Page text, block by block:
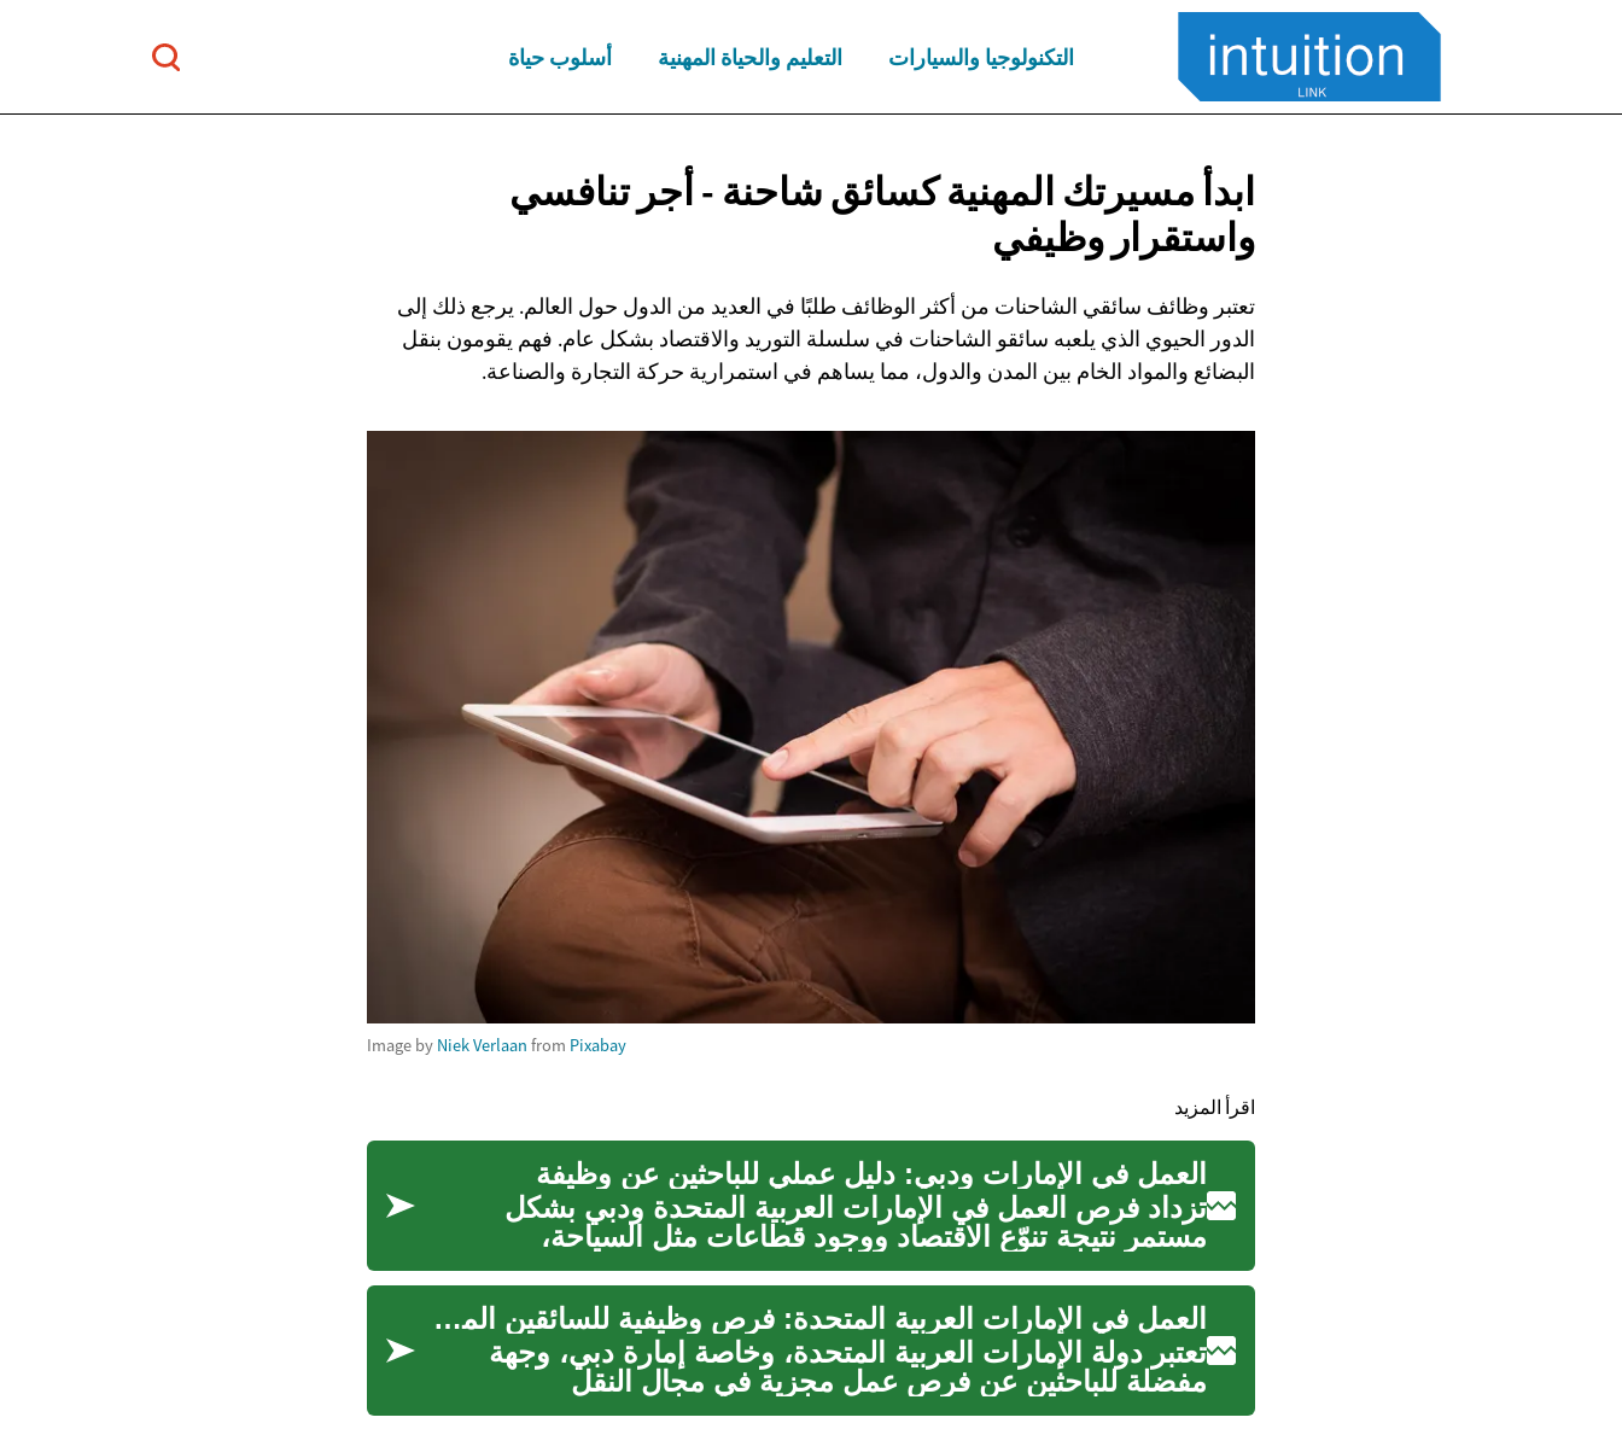
أسلوب حياة التعليم والحياة المهنية التكنولوجيا والسيارات
ابدأ مسيرتك المهنية كسائق شاحنة - أجر تنافسي
واستقرار وظيفي
تعتبر وظائف سائقي الشاحنات من أكثر الوظائف طلبًا في العديد من الدول حول العالم. يرجع ذلك إلى
الدور الحيوي الذي يلعبه سائقو الشاحنات في سلسلة التوريد والاقتصاد بشكل عام. فهم يقومون بنقل
البضائع والمواد الخام بين المدن والدول، مما يساهم في استمرارية حركة التجارة والصناعة.
Image by Niek Verlaan from Pixabay
اقرأ المزيد
العمل في الإمارات ودبي: دليل عملي للباحثين عن وظيفة
تزداد فرص العمل في الإمارات العربية المتحدة ودبي بشكل
مستمر نتيجة تنوّع الاقتصاد ووجود قطاعات مثل السياحة،
التكنولوجي...
العمل في الإمارات العربية المتحدة: فرص وظيفية للسائقين المحترفين في دبي
تعتبر دولة الإمارات العربية المتحدة، وخاصة إمارة دبي، وجهة
مفضلة للباحثين عن فرص عمل مجزية في مجال النقل
والمواصلات. ...